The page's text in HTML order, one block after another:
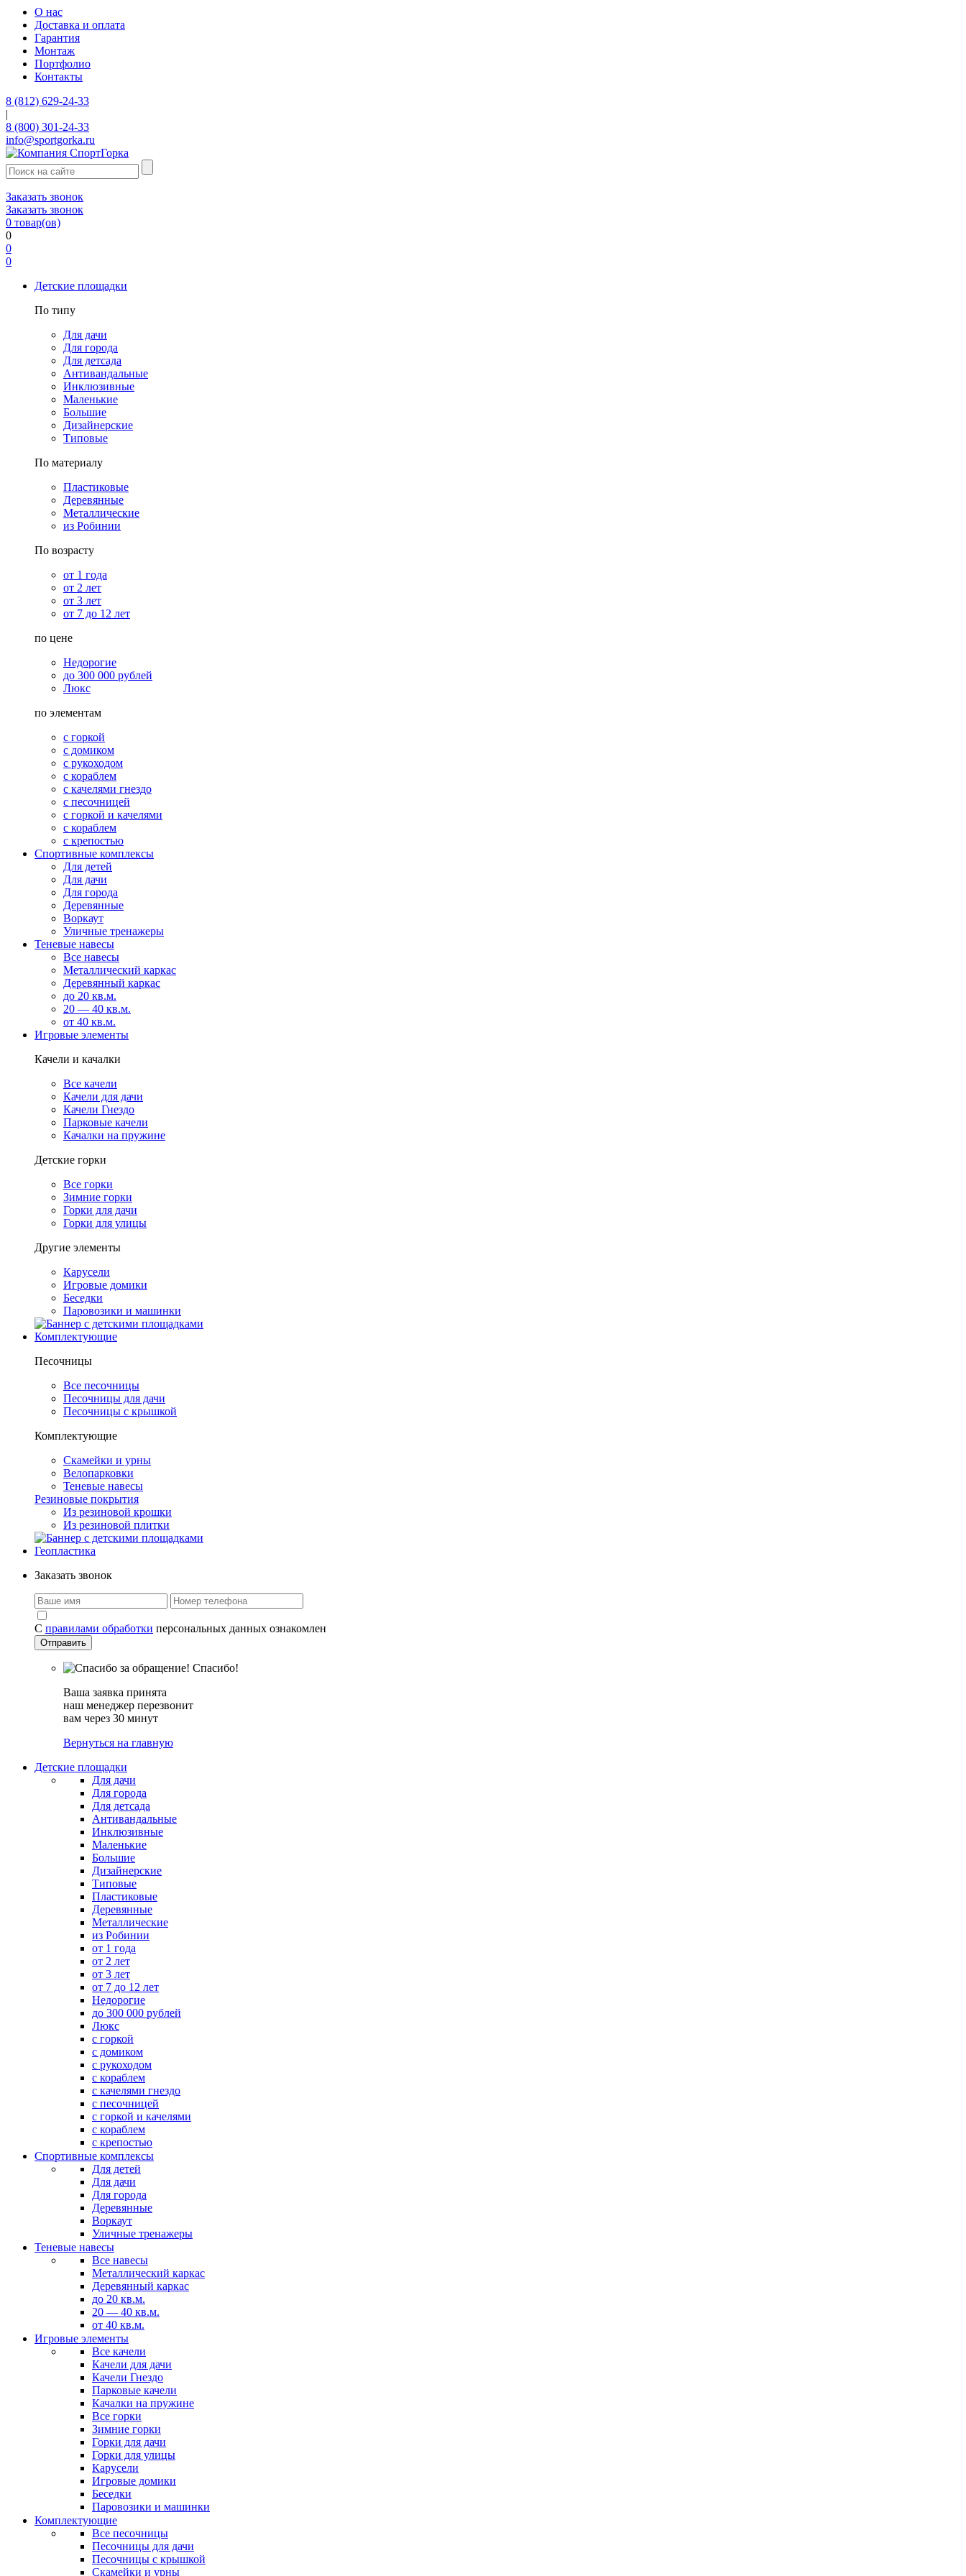
О нас
Доставка и оплата
Гарантия
Монтаж
Портфолио
Контакты
8 (812) 629-24-33
|
8 (800) 301-24-33
info@sportgorka.ru
Заказать звонок
Заказать звонок
0 товар(ов)
0
0
0
Детские площадки
По типу
Для дачи
Для города
Для детсада
Антивандальные
Инклюзивные
Маленькие
Большие
Дизайнерские
Типовые
По материалу
Пластиковые
Деревянные
Металлические
из Робинии
По возрасту
от 1 года
от 2 лет
от 3 лет
от 7 до 12 лет
по цене
Недорогие
до 300 000 рублей
Люкс
по элементам
с горкой
с домиком
с рукоходом
с кораблем
с качелями гнездо
с песочницей
с горкой и качелями
с кораблем
с крепостью
Спортивные комплексы
Для детей
Для дачи
Для города
Деревянные
Воркаут
Уличные тренажеры
Теневые навесы
Все навесы
Металлический каркас
Деревянный каркас
до 20 кв.м.
20 — 40 кв.м.
от 40 кв.м.
Игровые элементы
Качели и качалки
Все качели
Качели для дачи
Качели Гнездо
Парковые качели
Качалки на пружине
Детские горки
Все горки
Зимние горки
Горки для дачи
Горки для улицы
Другие элементы
Карусели
Игровые домики
Беседки
Паровозики и машинки
Комплектующие
Песочницы
Все песочницы
Песочницы для дачи
Песочницы с крышкой
Комплектующие
Скамейки и урны
Велопарковки
Теневые навесы
Резиновые покрытия
Из резиновой крошки
Из резиновой плитки
Геопластика
Заказать звонок
С правилами обработки персональных данных ознакомлен
Спасибо!
Ваша заявка принята
наш менеджер перезвонит
вам через 30 минут
Вернуться на главную
Детские площадки
Для дачи
Для города
Для детсада
Антивандальные
Инклюзивные
Маленькие
Большие
Дизайнерские
Типовые
Пластиковые
Деревянные
Металлические
из Робинии
от 1 года
от 2 лет
от 3 лет
от 7 до 12 лет
Недорогие
до 300 000 рублей
Люкс
с горкой
с домиком
с рукоходом
с кораблем
с качелями гнездо
с песочницей
с горкой и качелями
с кораблем
с крепостью
Спортивные комплексы
Для детей
Для дачи
Для города
Деревянные
Воркаут
Уличные тренажеры
Теневые навесы
Все навесы
Металлический каркас
Деревянный каркас
до 20 кв.м.
20 — 40 кв.м.
от 40 кв.м.
Игровые элементы
Все качели
Качели для дачи
Качели Гнездо
Парковые качели
Качалки на пружине
Все горки
Зимние горки
Горки для дачи
Горки для улицы
Карусели
Игровые домики
Беседки
Паровозики и машинки
Комплектующие
Все песочницы
Песочницы для дачи
Песочницы с крышкой
Скамейки и урны